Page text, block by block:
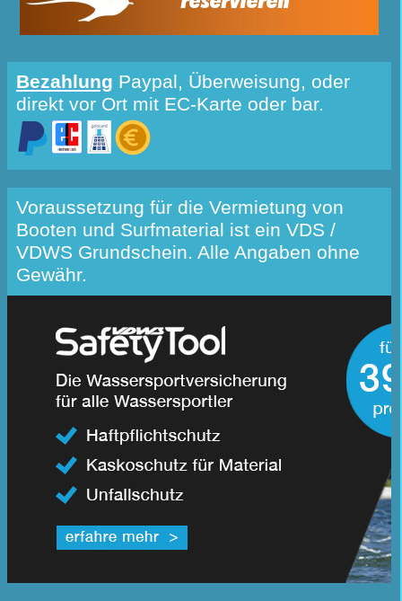
Bezahlung Paypal, Überweisung, oder
direkt vor Ort mit EC-Karte oder bar.
Voraussetzung für die Vermietung von
Booten und Surfmaterial ist ein VDS /
VDWS Grundschein. Alle Angaben ohne
Gewähr.